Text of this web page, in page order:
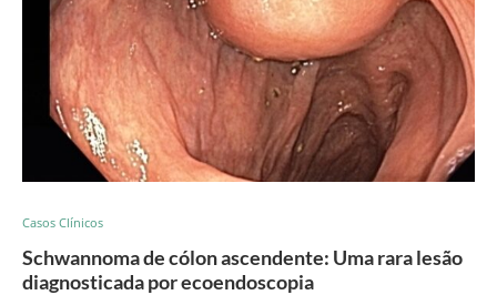
Casos Clínicos
Schwannoma de cólon ascendente: Uma rara lesão
diagnosticada por ecoendoscopia